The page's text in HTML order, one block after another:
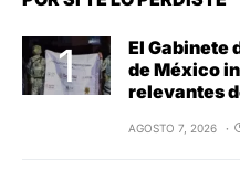
El Gabinete
de México
relevantes
AGOSTO 7, 2026